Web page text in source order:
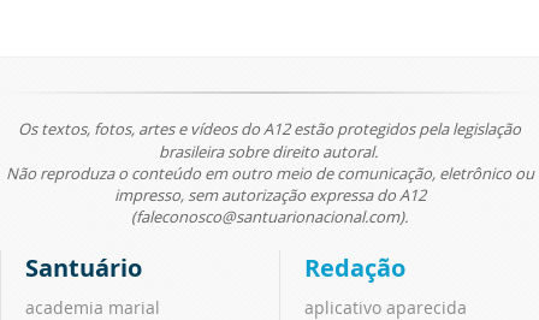
Os textos, fotos, artes e vídeos do A12 estão protegidos pela legislação
brasileira sobre direito autoral.
Não reproduza o conteúdo em outro meio de comunicação, eletrônico ou
impresso, sem autorização expressa do A12
(faleconosco@santuarionacional.com).
Santuário
academia marial
Redação
aplicativo aparecida